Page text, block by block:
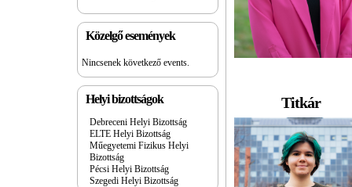
Közelgő események
Nincsenek következő events.
Helyi bizottságok
Debreceni Helyi Bizottság
ELTE Helyi Bizottság
Műegyetemi Fizikus Helyi
Bizottság
Pécsi Helyi Bizottság
Szegedi Helyi Bizottság
Titkár